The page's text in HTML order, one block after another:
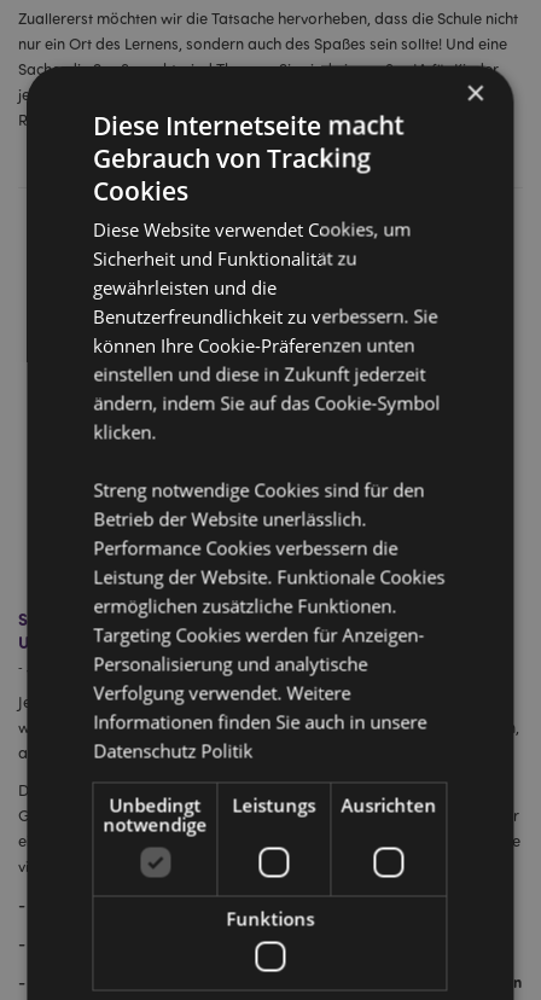
Zuallererst möchten wir die Tatsache hervorheben, dass die Schule nicht
nur ein Ort des Lernens, sondern auch des Spaßes sein sollte! Und eine
Sache, die Spaß macht, sind Themen. Sie sind ein großes JA für Kinder
jeden Alters. Es ist also wichtig, darüber nachzudenken, dass man eine
Reihe verschiedener
Schnelle & einfache Checkliste & Beste Produkte zur
Umsatzsteigerung nach der Sperrung
- Juli 20, 2020
Jetzt, da viele Geschäfte endlich wieder öffnen und Kunden wieder
willkommen heißen dürfen, möchten wir Ihnen helfen, sich vorzubereiten,
alle Ihre Kundenwünsche zu erfüllen.
Das Wichtigste zuerst - Jetzt werden Ihre Kunden mehr denn je Ihr
Geschäft betreten und sich sicher fühlen wollen. Nachfolgend haben wir
eine kurze Checkliste zusammengestellt, von der wir sicher sind, dass Sie
viele davon bereits umgesetzt haben!
- Soziale Distanzierung - versuchen Sie, 1-2 Meter Abstand zu halten
- Schirme oder Barrieren an den Kassen
- Ein Einwegsystem mit deutlich sichtbaren Markierungen und Schildern
×
Diese Internetseite macht
Gebrauch von Tracking
Cookies
Diese Website verwendet Cookies, um
Sicherheit und Funktionalität zu
gewährleisten und die
Benutzerfreundlichkeit zu verbessern. Sie
können Ihre Cookie-Präferenzen unten
einstellen und diese in Zukunft jederzeit
ändern, indem Sie auf das Cookie-Symbol
klicken.
Streng notwendige Cookies sind für den
Betrieb der Website unerlässlich.
Performance Cookies verbessern die
Leistung der Website. Funktionale Cookies
ermöglichen zusätzliche Funktionen.
Targeting Cookies werden für Anzeigen-
Personalisierung und analytische
Verfolgung verwendet. Weitere
Informationen finden Sie auch in unsere
Datenschutz Politik
Unbedingt
notwendige
Leistungs Ausrichten
Funktions